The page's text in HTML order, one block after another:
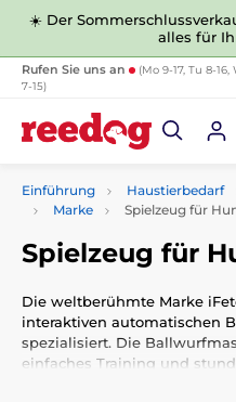
☀️ Der
alles für
Rufen Sie uns an
(Mo 9-17, Tu 8-16,
7-15)
Einführung Haustierbedarf
Marke
Spielzeug für
Spielzeug für
Die weltberühmte Marke
interaktiven automatischen
spezialisiert. Die
einfaches Training und